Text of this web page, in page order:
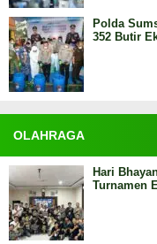
Polda
352 Butir
OLAHRAGA
Hari
Turnamen